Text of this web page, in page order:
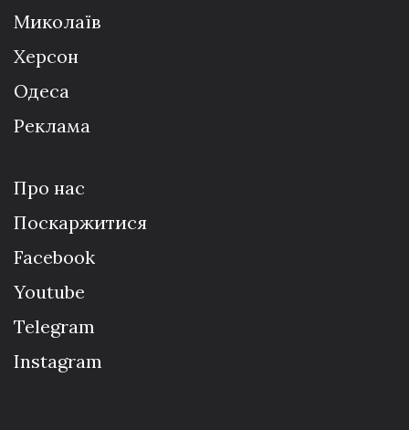
Миколаїв
Херсон
Одеса
Реклама
Про нас
Поскаржитися
Facebook
Youtube
Telegram
Instagram